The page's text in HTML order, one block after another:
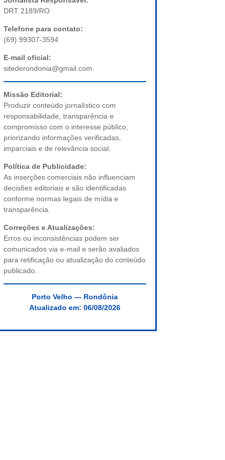
DRT 2189/RO
Telefone para contato:
(69) 99307-3594
E-mail oficial:
sitederondonia@gmail.com
Missão Editorial:
Produzir conteúdo jornalístico com
responsabilidade, transparência e
compromisso com o interesse público,
priorizando informações verificadas,
imparciais e de relevância social.
Política de Publicidade:
As inserções comerciais não influenciam
decisões editoriais e são identificadas
conforme normas legais de mídia e
transparência.
Correções e Atualizações:
Erros ou inconsistências podem ser
comunicados via e-mail e serão avaliados
para retificação ou atualização do conteúdo
publicado.
Porto Velho — Rondônia
Atualizado em: 06/08/2026